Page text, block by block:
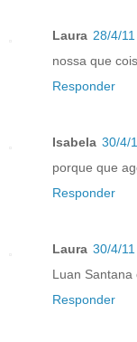
Laura 28/4/11
nossa que
Responder
Isabela 30/4/
porque que
Responder
Laura 30/4/11
Luan
Responder